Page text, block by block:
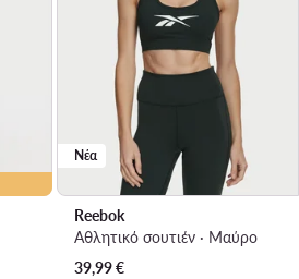
Νέα
Reebok
Αθλητικό σουτιέν · Μαύρο
39,99€